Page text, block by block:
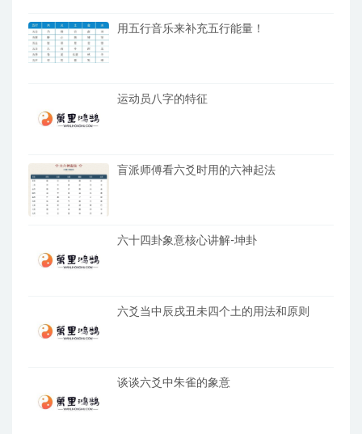
用五行音乐来补充五行能量！
运动员八字的特征
盲派师傅看六爻时用的六神起法
六十四卦象意核心讲解-坤卦
六爻当中辰戌丑未四个土的用法和原则
谈谈六爻中朱雀的象意